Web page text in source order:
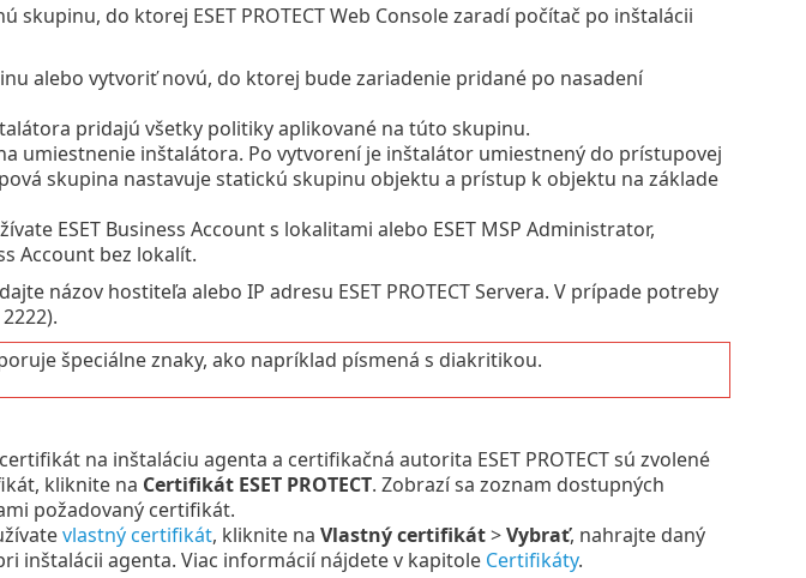
skupinu, do ktorej ESET PROTECT Web Console zaradí počítač po inštalácii
alebo vytvoriť novú, do ktorej bude zariadenie pridané po nasadení
pridajú všetky politiky aplikované na túto skupinu.
umiestnenie inštalátora. Po vytvorení je inštalátor umiestnený do prístupovej
skupina nastavuje statickú skupinu objektu a prístup k objektu na základe
ESET Business Account s lokalitami alebo ESET MSP Administrator,
Account bez lokalít.
názov hostiteľa alebo IP adresu ESET PROTECT Servera. V prípade potreby
špeciálne znaky, ako napríklad písmená s diakritikou.
na inštaláciu agenta a certifikačná autorita ESET PROTECT sú zvolené
kliknite na Certifikát ESET PROTECT. Zobrazí sa zoznam dostupných
požadovaný certifikát.
vlastný certifikát, kliknite na Vlastný certifikát>Vybrať, nahrajte daný
inštalácii agenta. Viac informácií nájdete v kapitole Certifikáty.